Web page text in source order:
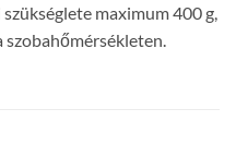
maximum 400 g,
szobahőmérsékleten.